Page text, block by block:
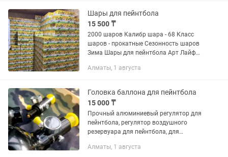
Шары для пейнтбола
15 500 ₸
2000 шаров Калибр шара - 68 Класс
шаров - прокатные Сезонность шаров
Зима Шары для пейнтбола Арт Лайф
отличными трасологическими и
Для...
Алматы, 1 августа
Головка баллона для пейнтбола
15 000 ₸
Прочный алюминиевый регулятор для
пейнтбола, регулятор воздушного
резервуара для пейнтбола, для
квадратный дюйм, выход 800 PSI на
Алматы, 1 августа